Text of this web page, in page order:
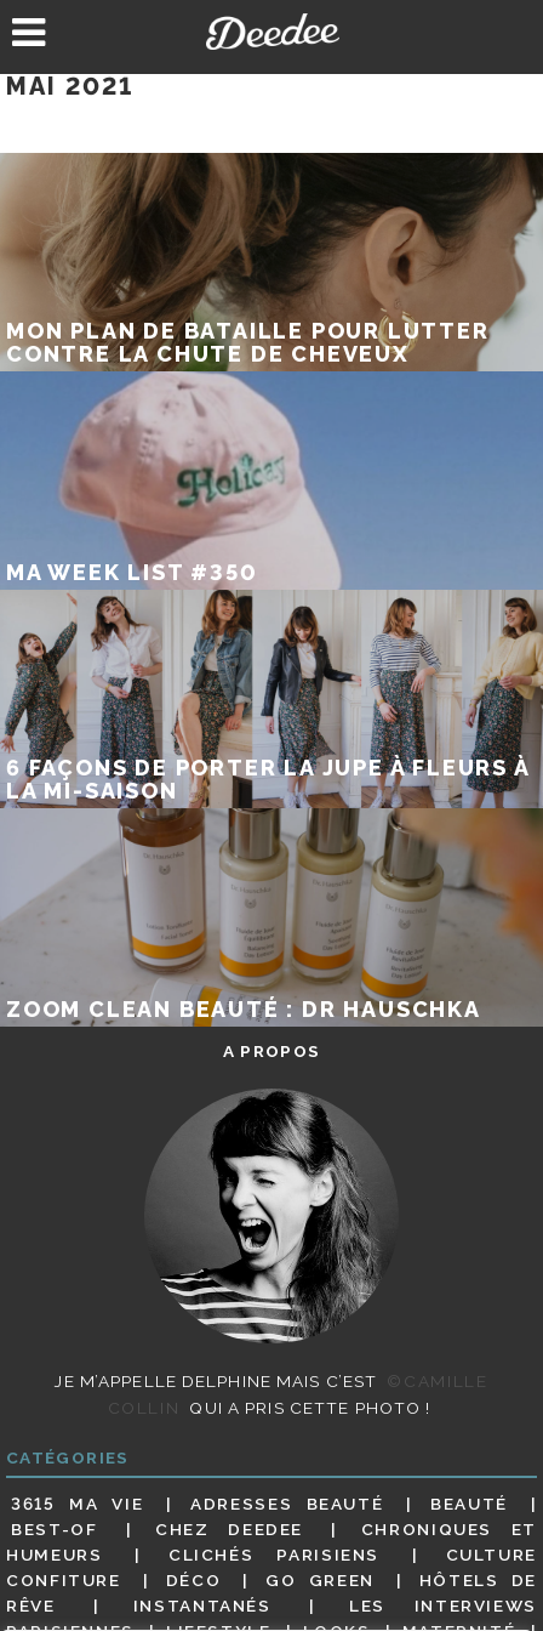
au
MAI 2021
MON PLAN DE BATAILLE POUR LUTTER
CONTRE LA CHUTE DE CHEVEUX
MA WEEK LIST #350
6 FAÇONS DE PORTER LA JUPE À FLEURS À
LA MI-SAISON
ZOOM CLEAN BEAUTÉ : DR HAUSCHKA
A PROPOS
JE M’APPELLE DELPHINE MAIS C’EST
©CAMILLE
COLLIN
QUI A PRIS CETTE PHOTO !
CATÉGORIES
3615 MA VIE ADRESSES BEAUTÉ
BEAUTÉ
BEST-OF
CHEZ DEEDEE
CHRONIQUES ET
HUMEURS
CLICHÉS PARISIENS
CULTURE
CONFITURE
DÉCO GO GREEN
HÔTELS DE
RÊVE
INSTANTANÉS
LES INTERVIEWS